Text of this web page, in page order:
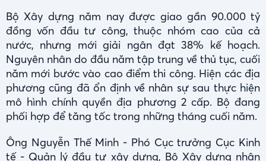
Bộ Xây dựng năm nay được giao gần 90.000 tỷ
đồng vốn đầu tư công, thuộc nhóm cao của cả
nước, nhưng mới giải ngân đạt 38% kế hoạch.
Nguyên nhân do đầu năm tập trung về thủ tục, cuối
năm mới bước vào cao điểm thi công. Hiện các địa
phương cũng đã ổn định về nhân sự sau thực hiện
mô hình chính quyền địa phương 2 cấp. Bộ đang
phối hợp để tăng tốc trong những tháng cuối năm.
Ông Nguyễn Thế Minh - Phó Cục trưởng Cục Kinh
tế - Quản lý đầu tư xây dựng, Bộ Xây dựng nhận